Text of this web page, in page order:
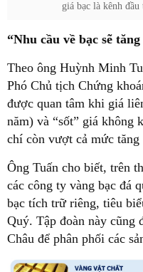
giá bạc là kênh
“Nhu cầu về bạc sẽ
Theo ông Huỳnh Minh
Phó Chủ tịch Chứng
được quan tâm khi giá
năm) và “sốt” giá không
chí còn vượt cả mức
Ông Tuấn cho biết, trên
các công ty vàng bạc đá
bạc tích trữ riêng, tiêu
Quý. Tập đoàn này
Châu để phân phối các